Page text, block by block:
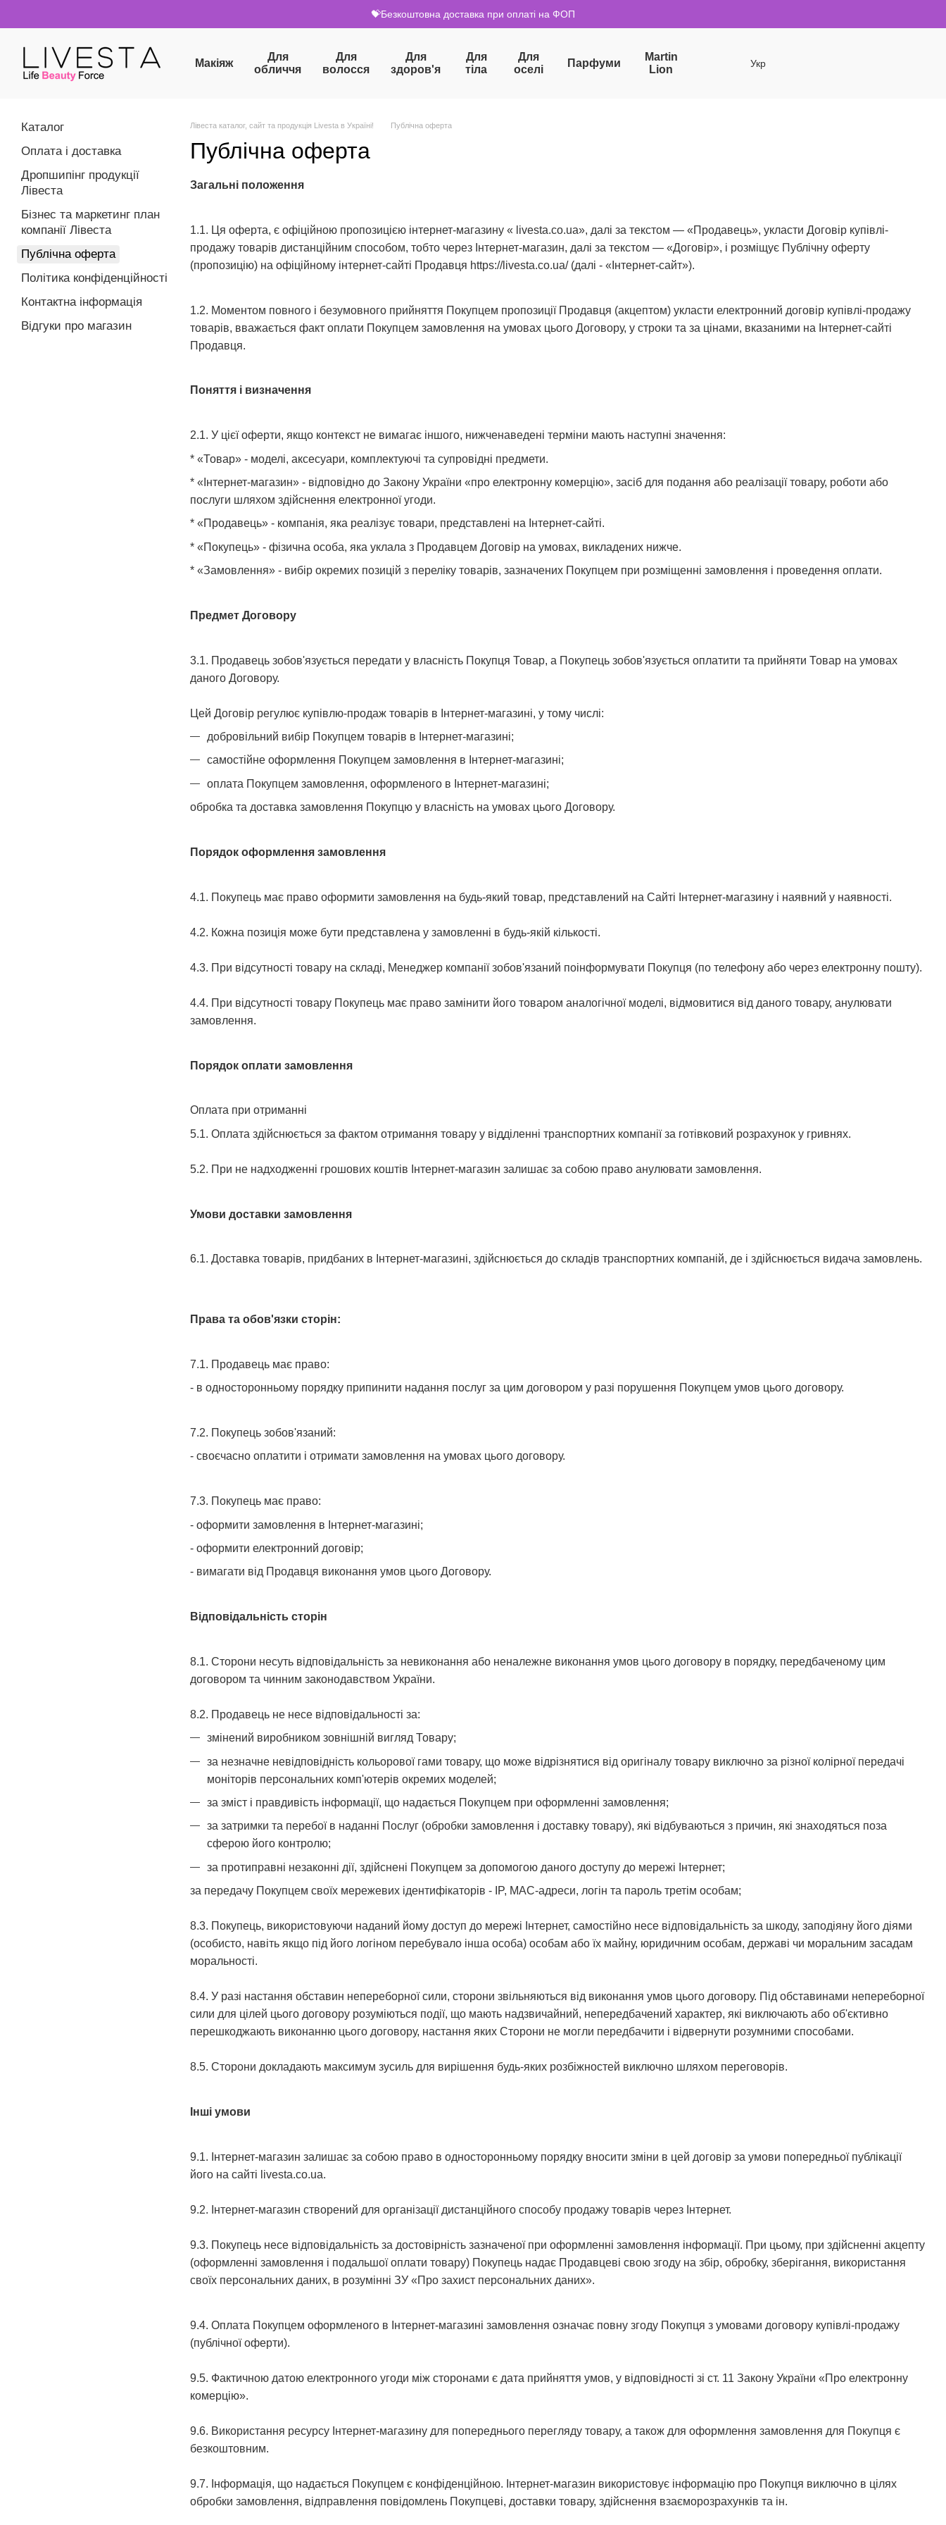
💝Безкоштовна доставка при оплаті на ФОП
Макіяж
Для
обличчя
Для
волосся
Для
здоров'я
Для
тіла
Для
оселі
Парфуми
Martin
Lion
Укр
Лівеста каталог, сайт та продукція Livesta в Україні! Публічна оферта
Публічна оферта
Загальні положення
1.1. Ця оферта, є офіційною пропозицією інтернет-магазину « livesta.co.ua», далі за текстом — «Продавець», укласти Договір купівлі-
продажу товарів дистанційним способом, тобто через Інтернет-магазин, далі за текстом — «Договір», і розміщує Публічну оферту
(пропозицію) на офіційному інтернет-сайті Продавця https://livesta.co.ua/ (далі - «Інтернет-сайт»).
1.2. Моментом повного і безумовного прийняття Покупцем пропозиції Продавця (акцептом) укласти електронний договір купівлі-продажу
товарів, вважається факт оплати Покупцем замовлення на умовах цього Договору, у строки та за цінами, вказаними на Інтернет-сайті
Продавця.
Поняття і визначення
2.1. У цієї оферти, якщо контекст не вимагає іншого, нижченаведені терміни мають наступні значення:
* «Товар» - моделі, аксесуари, комплектуючі та супровідні предмети.
* «Інтернет-магазин» - відповідно до Закону України «про електронну комерцію», засіб для подання або реалізації товару, роботи або
послуги шляхом здійснення електронної угоди.
* «Продавець» - компанія, яка реалізує товари, представлені на Інтернет-сайті.
* «Покупець» - фізична особа, яка уклала з Продавцем Договір на умовах, викладених нижче.
* «Замовлення» - вибір окремих позицій з переліку товарів, зазначених Покупцем при розміщенні замовлення і проведення оплати.
Предмет Договору
3.1. Продавець зобов'язується передати у власність Покупця Товар, а Покупець зобов'язується оплатити та прийняти Товар на умовах
даного Договору.
Цей Договір регулює купівлю-продаж товарів в Інтернет-магазині, у тому числі:
добровільний вибір Покупцем товарів в Інтернет-магазині;
самостійне оформлення Покупцем замовлення в Інтернет-магазині;
оплата Покупцем замовлення, оформленого в Інтернет-магазині;
обробка та доставка замовлення Покупцю у власність на умовах цього Договору.
Порядок оформлення замовлення
4.1. Покупець має право оформити замовлення на будь-який товар, представлений на Сайті Інтернет-магазину і наявний у наявності.
4.2. Кожна позиція може бути представлена у замовленні в будь-якій кількості.
4.3. При відсутності товару на складі, Менеджер компанії зобов'язаний поінформувати Покупця (по телефону або через електронну пошту).
4.4. При відсутності товару Покупець має право замінити його товаром аналогічної моделі, відмовитися від даного товару, анулювати
замовлення.
Порядок оплати замовлення
Оплата при отриманні
5.1. Оплата здійснюється за фактом отримання товару у відділенні транспортних компанії за готівковий розрахунок у гривнях.
5.2. При не надходженні грошових коштів Інтернет-магазин залишає за собою право анулювати замовлення.
Умови доставки замовлення
6.1. Доставка товарів, придбаних в Інтернет-магазині, здійснюється до складів транспортних компаній, де і здійснюється видача замовлень.
Права та обов'язки сторін:
7.1. Продавець має право:
- в односторонньому порядку припинити надання послуг за цим договором у разі порушення Покупцем умов цього договору.
7.2. Покупець зобов'язаний:
- своєчасно оплатити і отримати замовлення на умовах цього договору.
7.3. Покупець має право:
- оформити замовлення в Інтернет-магазині;
- оформити електронний договір;
- вимагати від Продавця виконання умов цього Договору.
Відповідальність сторін
8.1. Сторони несуть відповідальність за невиконання або неналежне виконання умов цього договору в порядку, передбаченому цим
договором та чинним законодавством України.
8.2. Продавець не несе відповідальності за:
змінений виробником зовнішній вигляд Товару;
за незначне невідповідність кольорової гами товару, що може відрізнятися від оригіналу товару виключно за різної колірної передачі
моніторів персональних комп'ютерів окремих моделей;
за зміст і правдивість інформації, що надається Покупцем при оформленні замовлення;
за затримки та перебої в наданні Послуг (обробки замовлення і доставку товару), які відбуваються з причин, які знаходяться поза
сферою його контролю;
за протиправні незаконні дії, здійснені Покупцем за допомогою даного доступу до мережі Інтернет;
за передачу Покупцем своїх мережевих ідентифікаторів - IP, MAC-адреси, логін та пароль третім особам;
8.3. Покупець, використовуючи наданий йому доступ до мережі Інтернет, самостійно несе відповідальність за шкоду, заподіяну його діями
(особисто, навіть якщо під його логіном перебувало інша особа) особам або їх майну, юридичним особам, державі чи моральним засадам
моральності.
8.4. У разі настання обставин непереборної сили, сторони звільняються від виконання умов цього договору. Під обставинами непереборної
сили для цілей цього договору розуміються події, що мають надзвичайний, непередбачений характер, які виключають або об'єктивно
перешкоджають виконанню цього договору, настання яких Сторони не могли передбачити і відвернути розумними способами.
8.5. Сторони докладають максимум зусиль для вирішення будь-яких розбіжностей виключно шляхом переговорів.
Інші умови
9.1. Інтернет-магазин залишає за собою право в односторонньому порядку вносити зміни в цей договір за умови попередньої публікації
його на сайті livesta.co.ua.
9.2. Інтернет-магазин створений для організації дистанційного способу продажу товарів через Інтернет.
9.3. Покупець несе відповідальність за достовірність зазначеної при оформленні замовлення інформації. При цьому, при здійсненні акцепту
(оформленні замовлення і подальшої оплати товару) Покупець надає Продавцеві свою згоду на збір, обробку, зберігання, використання
своїх персональних даних, в розумінні ЗУ «Про захист персональних даних».
9.4. Оплата Покупцем оформленого в Інтернет-магазині замовлення означає повну згоду Покупця з умовами договору купівлі-продажу
(публічної оферти).
9.5. Фактичною датою електронного угоди між сторонами є дата прийняття умов, у відповідності зі ст. 11 Закону України «Про електронну
комерцію».
9.6. Використання ресурсу Інтернет-магазину для попереднього перегляду товару, а також для оформлення замовлення для Покупця є
безкоштовним.
9.7. Інформація, що надається Покупцем є конфіденційною. Інтернет-магазин використовує інформацію про Покупця виключно в цілях
обробки замовлення, відправлення повідомлень Покупцеві, доставки товару, здійснення взаєморозрахунків та ін.
Каталог
Оплата і доставка
Дропшипінг продукції
Лівеста
Бізнес та маркетинг план
компанії Лівеста
Публічна оферта
Політика конфіденційності
Контактна інформація
Відгуки про магазин